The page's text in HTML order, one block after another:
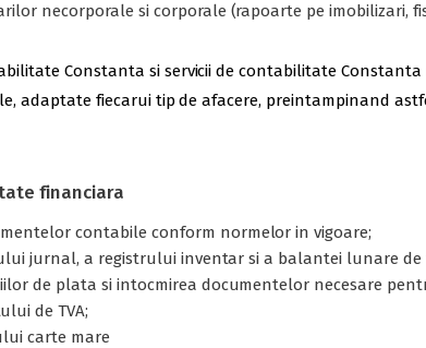
necorporale si corporale (rapoarte pe imobilizari,
Constanta si servicii de contabilitate
adaptate fiecarui tip de afacere, preintampinand
financiara
contabile conform normelor in vigoare;
jurnal, a registrului inventar si a balantei lunare de
de plata si intocmirea documentelor necesare
de TVA;
carte mare